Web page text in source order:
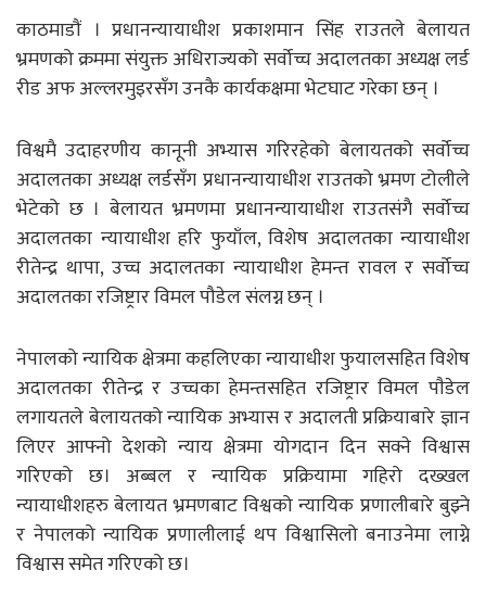
काठमाडाैं । प्रधानन्यायाधीश प्रकाशमान सिंह राउतले बेलायत
भ्रमणको क्रममा संयुक्त अधिराज्यको सर्वोच्च अदालतका अध्यक्ष लर्ड
रीड अफ अल्लरमुइरसँग उनकै कार्यकक्षमा भेटघाट गरेका छन् ।
विश्वमै उदाहरणीय कानूनी अभ्यास गरिरहेको बेलायतको सर्वोच्च
अदालतका अध्यक्ष लर्डसँग प्रधानन्यायाधीश राउतको भ्रमण टोलीले
भेटेको छ । बेलायत भ्रमणमा प्रधानन्यायाधीश राउतसंगै सर्वोच्च
अदालतका न्यायाधीश हरि फुयाँल, विशेष अदालतका न्यायाधीश
रीतेन्द्र थापा, उच्च अदालतका न्यायाधीश हेमन्त रावल र सर्वोच्च
अदालतका रजिष्ट्रार विमल पौडेल संलग्न छन् ।
नेपालको न्यायिक क्षेत्रमा कहलिएका न्यायाधीश फुयालसहित विशेष
अदालतका रीतेन्द्र र उच्चका हेमन्तसहित रजिष्ट्रार विमल पाैडेल
लगायतले बेलायतको न्यायिक अभ्यास र अदालती प्रक्रियाबारे ज्ञान
लिएर आफ्नो देशको न्याय क्षेत्रमा योगदान दिन सक्ने विश्वास
गरिएको छ। अब्बल र न्यायिक प्रक्रियामा गहिरो दख्खल
न्यायाधीशहरु बेलायत भ्रमणबाट विश्वको न्यायिक प्रणालीबारे बुझ्ने
र नेपालको न्यायिक प्रणालीलाई थप विश्वासिलो बनाउनेमा लाग्ने
विश्वास समेत गरिएको छ।